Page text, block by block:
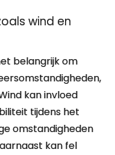
wind en
belangrijk om
kan invloed
tijdens het
omstandigheden
kan fel